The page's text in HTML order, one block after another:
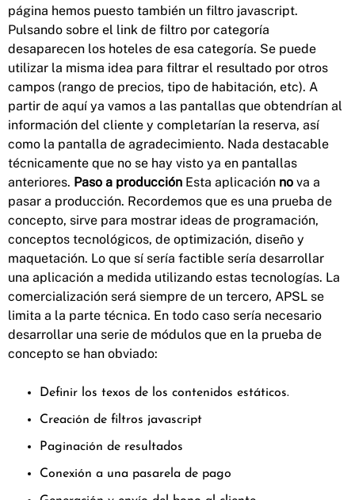
página hemos puesto también un filtro javascript.
Pulsando sobre el link de filtro por categoría
desaparecen los hoteles de esa categoría. Se puede
utilizar la misma idea para filtrar el resultado por otros
campos (rango de precios, tipo de habitación, etc). A
partir de aquí ya vamos a las pantallas que obtendrían al
información del cliente y completarían la reserva, así
como la pantalla de agradecimiento. Nada destacable
técnicamente que no se hay visto ya en pantallas
anteriores. Paso a producción Esta aplicación no va a
pasar a producción. Recordemos que es una prueba de
concepto, sirve para mostrar ideas de programación,
conceptos tecnológicos, de optimización, diseño y
maquetación. Lo que sí sería factible sería desarrollar
una aplicación a medida utilizando estas tecnologías. La
comercialización será siempre de un tercero, APSL se
limita a la parte técnica. En todo caso sería necesario
desarrollar una serie de módulos que en la prueba de
concepto se han obviado:
Definir los texos de los contenidos estáticos.
Creación de filtros javascript
Paginación de resultados
Conexión a una pasarela de pago